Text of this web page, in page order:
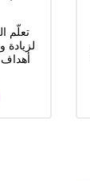
تعلّم
لزيادة